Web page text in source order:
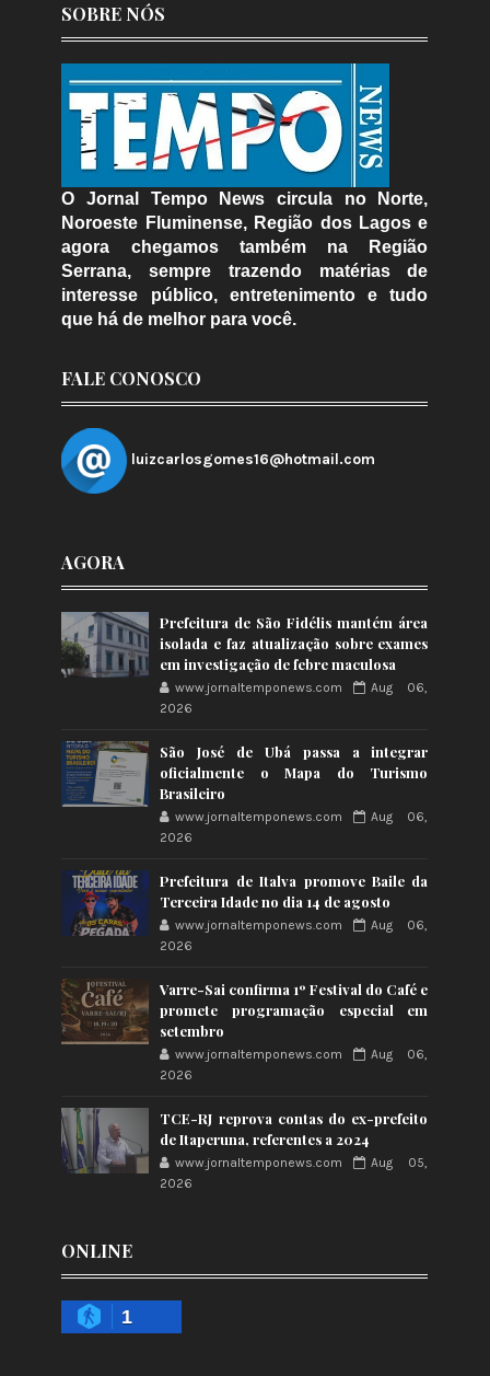
SOBRE NÓS
O Jornal Tempo News circula no Norte,
Noroeste Fluminense, Região dos Lagos e
agora chegamos também na Região
Serrana, sempre trazendo matérias de
interesse público, entretenimento e tudo
que há de melhor para você.
FALE CONOSCO
luizcarlosgomes16@hotmail.com
AGORA
Prefeitura de São Fidélis mantém área
isolada e faz atualização sobre exames
em investigação de febre maculosa
www.jornaltemponews.com
Aug 06,
2026
São José de Ubá passa a integrar
oficialmente o Mapa do Turismo
Brasileiro
www.jornaltemponews.com
Aug 06,
2026
Prefeitura de Italva promove Baile da
Terceira Idade no dia 14 de agosto
www.jornaltemponews.com
Aug 06,
2026
Varre-Sai confirma 1º Festival do Café e
promete programação especial em
setembro
www.jornaltemponews.com
Aug 06,
2026
TCE-RJ reprova contas do ex-prefeito
de Itaperuna, referentes a 2024
www.jornaltemponews.com
Aug 05,
2026
ONLINE
1